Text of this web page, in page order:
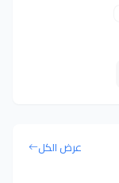
عرض الكل